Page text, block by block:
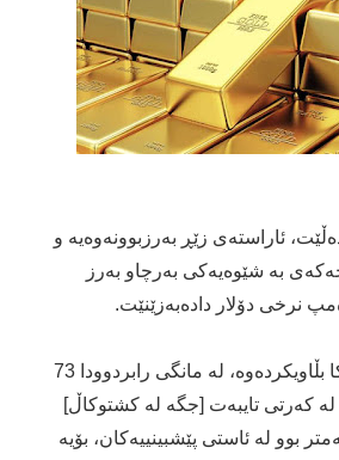
ئاراستەی زێڕ بەرزبوونەوەیە و
بە شێوەیەکی بەرچاو بەرز
نرخی دۆلار دادەبەزێنێت.
وەزارەتی کاری ئەمریکا بڵاویکردەوە، لە مانگی رابردوودا 73
کەرتی تایبەت [جگە لە کشتوکاڵ]
بوو لە ئاستی پێشبینییەکان، بۆیە